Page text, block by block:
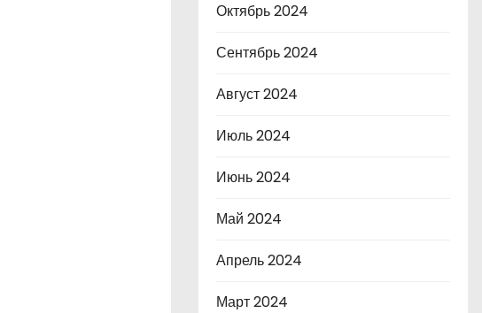
Октябрь 2024
Сентябрь 2024
Август 2024
Июль 2024
Июнь 2024
Май 2024
Апрель 2024
Март 2024